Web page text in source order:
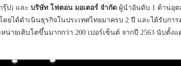
รุ๊ป) และ บริษัท โฟตอน มอเตอร์ จำกัด ผู้นำอันดับ 1 ด้านอุต
ยได้ดำเนินธุรกิจในประเทศไทยมาครบ 2 ปี และได้รับกา
น่ายเติบโตขึ้นมากกว่า 200 เปอร์เซ็นต์ จากปี 2563 นับตั้ง